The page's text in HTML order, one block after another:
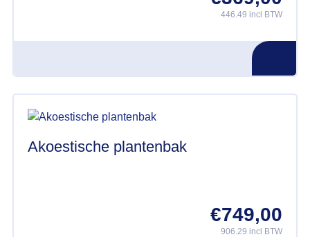
446.49 incl BTW
Akoestische plantenbak
€749,00
906.29 incl BTW